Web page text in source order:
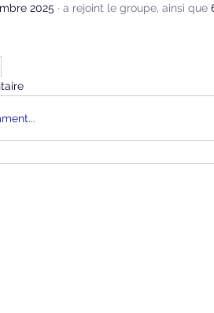
2025 · a rejoint le groupe, ainsi que